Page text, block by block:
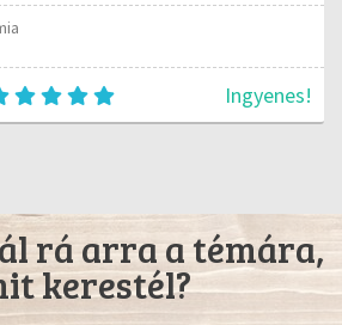
Ingyenes!
rá arra a témára,
kerestél?